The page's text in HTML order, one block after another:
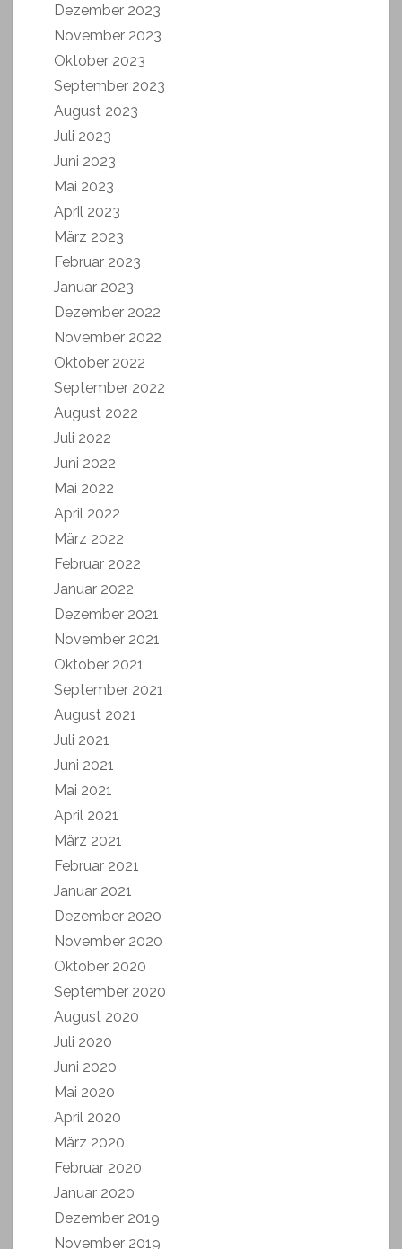
Dezember 2023
November 2023
Oktober 2023
September 2023
August 2023
Juli 2023
Juni 2023
Mai 2023
April 2023
März 2023
Februar 2023
Januar 2023
Dezember 2022
November 2022
Oktober 2022
September 2022
August 2022
Juli 2022
Juni 2022
Mai 2022
April 2022
März 2022
Februar 2022
Januar 2022
Dezember 2021
November 2021
Oktober 2021
September 2021
August 2021
Juli 2021
Juni 2021
Mai 2021
April 2021
März 2021
Februar 2021
Januar 2021
Dezember 2020
November 2020
Oktober 2020
September 2020
August 2020
Juli 2020
Juni 2020
Mai 2020
April 2020
März 2020
Februar 2020
Januar 2020
Dezember 2019
November 2019